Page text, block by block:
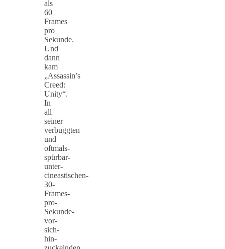
als
60
Frames
pro
Sekunde.
Und
dann
kam
„Assassin’s
Creed:
Unity“.
In
all
seiner
verbuggten
und
oftmals-
spürbar-
unter-
cineastischen-
30-
Frames-
pro-
Sekunde-
vor-
sich-
hin-